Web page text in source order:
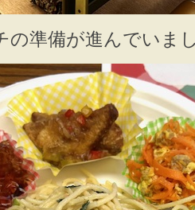
の準備が進んでいま